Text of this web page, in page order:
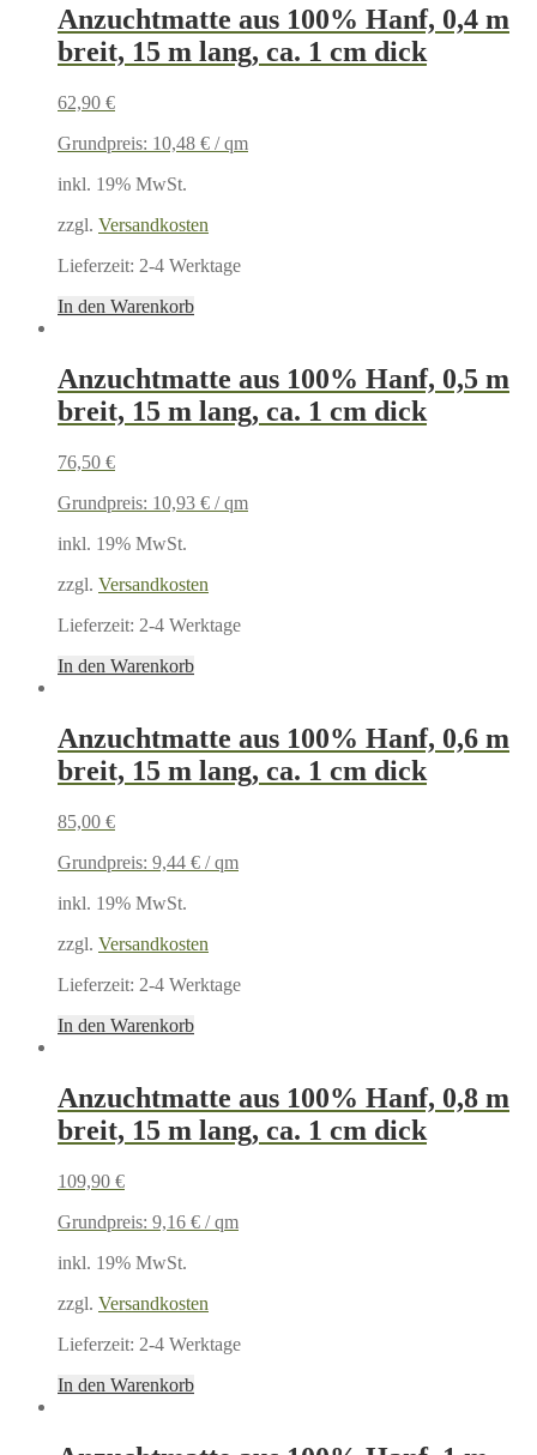
Anzuchtmatte aus 100% Hanf, 0,4 m
breit, 15 m lang, ca. 1 cm dick
62,90 €
Grundpreis: 10,48 € /qm
inkl. 19% MwSt.
zzgl. Versandkosten
Lieferzeit: 2-4 Werktage
In den Warenkorb
Anzuchtmatte aus 100% Hanf, 0,5 m
breit, 15 m lang, ca. 1 cm dick
76,50 €
Grundpreis: 10,93 € /qm
inkl. 19% MwSt.
zzgl. Versandkosten
Lieferzeit: 2-4 Werktage
In den Warenkorb
Anzuchtmatte aus 100% Hanf, 0,6 m
breit, 15 m lang, ca. 1 cm dick
85,00 €
Grundpreis: 9,44 € /qm
inkl. 19% MwSt.
zzgl. Versandkosten
Lieferzeit: 2-4 Werktage
In den Warenkorb
Anzuchtmatte aus 100% Hanf, 0,8 m
breit, 15 m lang, ca. 1 cm dick
109,90 €
Grundpreis: 9,16 € /qm
inkl. 19% MwSt.
zzgl. Versandkosten
Lieferzeit: 2-4 Werktage
In den Warenkorb